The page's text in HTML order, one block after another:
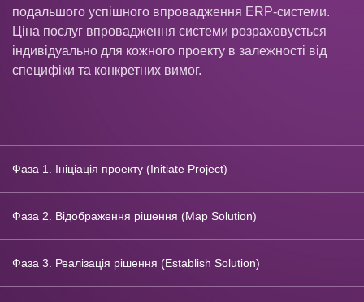
подальшого успішного впровадження ERP-системи.
Ціна послуг впровадження системи розраховується
індивідуально для кожного проекту в залежності від
специфіки та конкретних вимог.
Фаза 1. Ініціація проекту (Initiate Project)
Фаза 2. Відображення рішення (Map Solution)
Фаза 3. Реалізація рішення (Establish Solution)